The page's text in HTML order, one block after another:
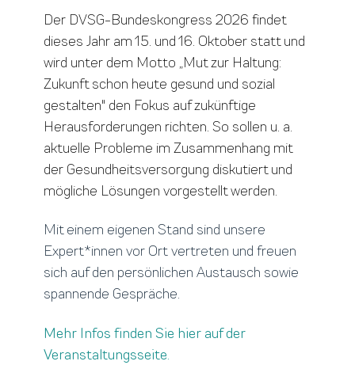
Der DVSG-Bundeskongress 2026 findet
dieses Jahr am 15. und 16. Oktober statt und
wird unter dem Motto „Mut zur Haltung:
Zukunft schon heute gesund und sozial
gestalten" den Fokus auf zukünftige
Herausforderungen richten. So sollen u. a.
aktuelle Probleme im Zusammenhang mit
der Gesundheitsversorgung diskutiert und
mögliche Lösungen vorgestellt werden.
Mit einem eigenen Stand sind unsere
Expert*innen vor Ort vertreten und freuen
sich auf den persönlichen Austausch sowie
spannende Gespräche.
Mehr Infos finden Sie hier auf der
Veranstaltungsseite.